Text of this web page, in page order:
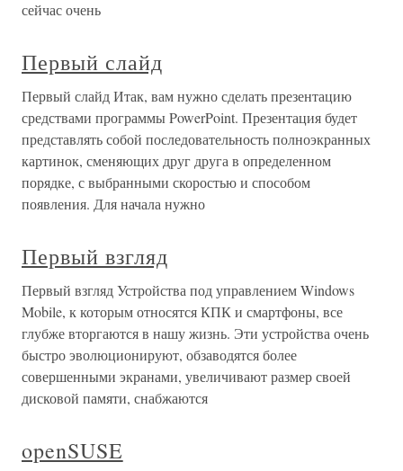
сейчас очень
Первый слайд
Первый слайд Итак, вам нужно сделать презентацию
средствами программы PowerPoint. Презентация будет
представлять собой последовательность полноэкранных
картинок, сменяющих друг друга в определенном
порядке, с выбранными скоростью и способом
появления. Для начала нужно
Первый взгляд
Первый взгляд Устройства под управлением Windows
Mobile, к которым относятся КПК и смартфоны, все
глубже вторгаются в нашу жизнь. Эти устройства очень
быстро эволюционируют, обзаводятся более
совершенными экранами, увеличивают размер своей
дисковой памяти, снабжаются
openSUSE